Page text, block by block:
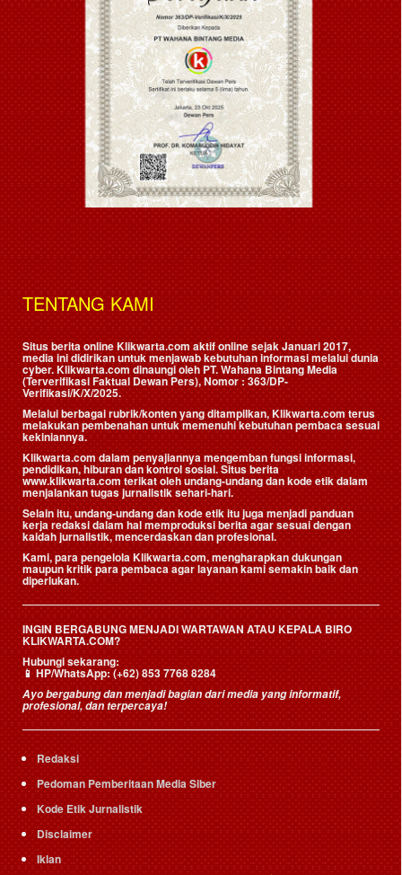
TENTANG KAMI
Situs berita online Klikwarta.com aktif online sejak Januari 2017,
media ini didirikan untuk menjawab kebutuhan informasi melalui dunia
cyber. Klikwarta.com dinaungi oleh PT. Wahana Bintang Media
(Terverifikasi Faktual Dewan Pers), Nomor : 363/DP-
Verifikasi/K/X/2025.
Melalui berbagai rubrik/konten yang ditampilkan, Klikwarta.com terus
melakukan pembenahan untuk memenuhi kebutuhan pembaca sesuai
kekiniannya.
Klikwarta.com dalam penyajiannya mengemban fungsi informasi,
pendidikan, hiburan dan kontrol sosial. Situs berita
www.klikwarta.com terikat oleh undang-undang dan kode etik dalam
menjalankan tugas jurnalistik sehari-hari.
Selain itu, undang-undang dan kode etik itu juga menjadi panduan
kerja redaksi dalam hal memproduksi berita agar sesuai dengan
kaidah jurnalistik, mencerdaskan dan profesional.
Kami, para pengelola Klikwarta.com, mengharapkan dukungan
maupun kritik para pembaca agar layanan kami semakin baik dan
diperlukan.
INGIN BERGABUNG MENJADI WARTAWAN ATAU KEPALA BIRO
KLIKWARTA.COM?
Hubungi sekarang:
📱HP/WhatsApp:(+62) 853 7768 8284
Ayo bergabung dan menjadi bagian dari media yang informatif,
profesional, dan terpercaya!
Redaksi
Pedoman Pemberitaan Media Siber
Kode Etik Jurnalistik
Disclaimer
Iklan